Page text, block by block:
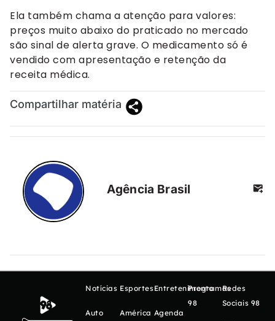
Ela também chama a atenção para valores:
preços muito abaixo do praticado no mercado
são sinal de alerta grave. O medicamento só é
vendido com apresentação e retenção da
receita médica.
Compartilhar matéria
Agência Brasil
Notícias
Auto
Esportes
América
Entretenimento
Agenda
Programas
98
Redes
Sociais 98